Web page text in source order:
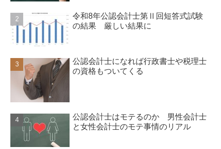
令和8年公認会計士第Ⅱ回短答式試験
の結果 厳しい結果に
公認会計士になれば行政書士や税理士
の資格もついてくる
公認会計士はモテるのか 男性会計士
と女性会計士のモテ事情のリアル